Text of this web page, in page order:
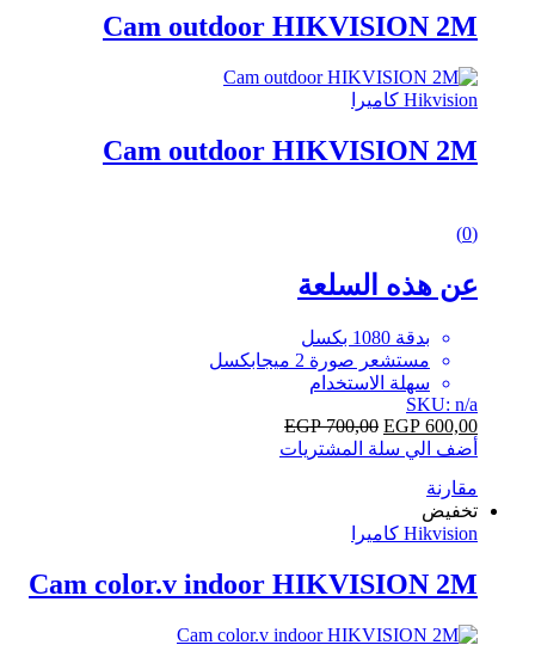
Cam outdoor HIKVISION 2M
Hikvision كاميرا
Cam outdoor HIKVISION 2M
of
5
(0)
عن هذه السلعة
بدقة 1080 بكسل
مستشعر صورة 2 ميجابكسل
سهلة الاستخدام
SKU: n/a
EGP 600,00
EGP700,00
أضف الي سلة المشتريات
مقارنة
تخفيض
Hikvision كاميرا
Cam color.v indoor HIKVISION 2M